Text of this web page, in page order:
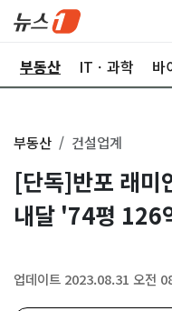
부동산 ITㆍ과학 바
부동산 건설업계
[단독]반포 래
내달 '74평 126
업데이트 2023.08.31 오전